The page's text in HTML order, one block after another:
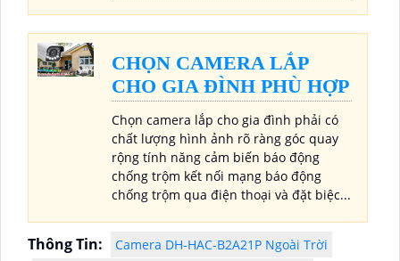
CHỌN CAMERA LẮP
CHO GIA ĐÌNH PHÙ HỢP
Chọn camera lắp cho gia đình phải có
chất lượng hình ảnh rõ ràng góc quay
rộng tính năng cảm biến báo động
chống trộm kết nối mạng báo động
chống trộm qua điện thoại và đặt biệc...
Thông Tin:
Camera DH-HAC-B2A21P Ngoài Trời